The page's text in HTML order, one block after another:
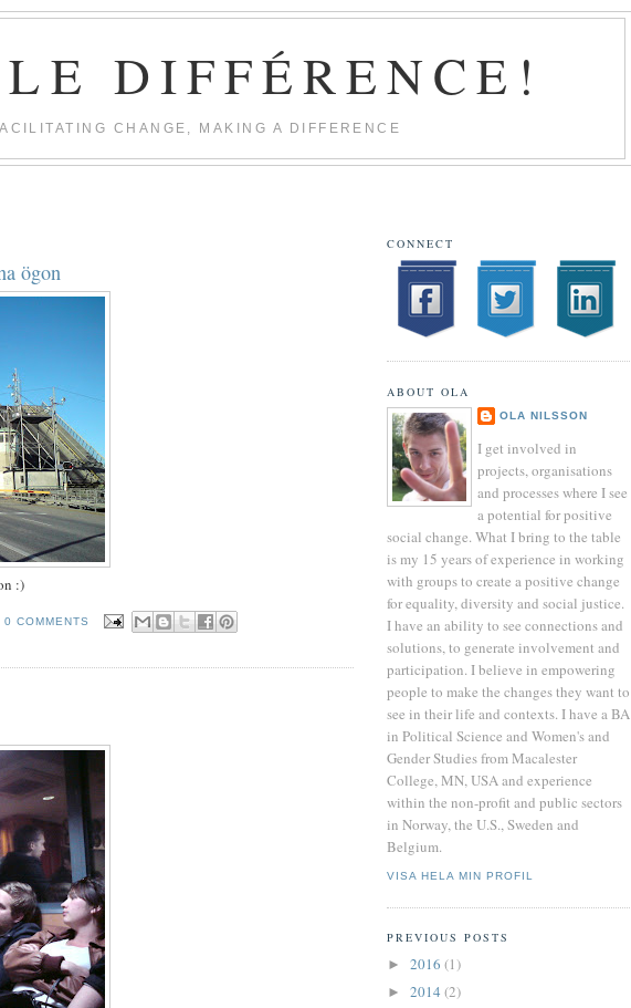
DIFFÉRENCE!
CHANGE, MAKING A DIFFERENCE
ögon
:)
0 COMMENTS
CONNECT
ABOUT OLA
OLA NILSSON
I get involved in
projects, organisations
and processes where I see
a potential for positive
social change. What I bring to the table
is my 15 years of experience in working
with groups to create a positive change
for equality, diversity and social justice.
I have an ability to see connections and
solutions, to generate involvement and
participation. I believe in empowering
people to make the changes they want to
see in their life and contexts. I have a BA
in Political Science and Women's and
Gender Studies from Macalester
College, MN, USA and experience
within the non-profit and public sectors
in Norway, the U.S., Sweden and
Belgium.
VISA HELA MIN PROFIL
PREVIOUS POSTS
► 2016 (1)
► 2014 (2)